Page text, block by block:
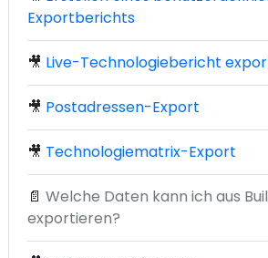
Exportberichts
🎥 Live-Technologiebericht
🎥 Postadressen-Export
🎥 Technologiematrix-Export
📄 Welche Daten kann ich aus
exportieren?